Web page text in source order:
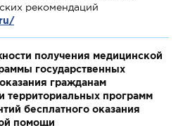
рекомендаций
получения медицинской
государственных
гражданам
территориальных программ
бесплатного оказания
помощи